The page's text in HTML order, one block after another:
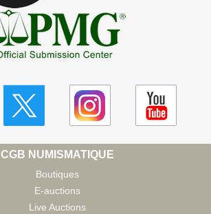
CGB NUMISMATIQUE
Boutiques
E-auctions
Live Auctions